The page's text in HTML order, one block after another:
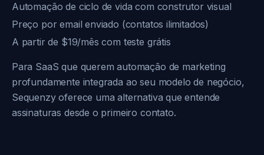
Automação de ciclo de vida com construtor visual
Preço por email enviado (contatos ilimitados)
A partir de $19/mês com teste grátis
Para SaaS que querem automação de marketing
profundamente integrada ao seu modelo de negócio,
Sequenzy oferece uma alternativa que entende
assinaturas desde o primeiro contato.